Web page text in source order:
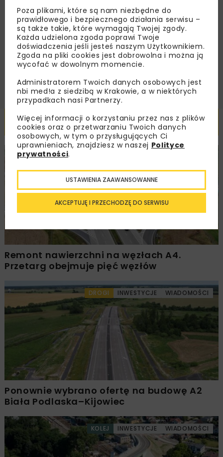
Zapoznałam/em się zPolityką Prywatności
Regulaminemoraz wyrażam zgodę na otrzymywanie na
podany przeze mnie adres e-mail korespondencji
handlowej w postaci newslettera.
Powiązane artykuły
Remont nawierzchni na węzłach A4.
Przetarg obejmuje pięć węzłów
DROGI INWESTYCJE WIADOMOŚCI
Ponownie wybrano ofertę na budowę A2
Biała Podlaska–Kijowiec
KOLEJ INWESTYCJE WIADOMOŚCI
Poza plikami, które są nam niezbędne do
prawidłowego i bezpiecznego działania serwisu –
są także takie, które wymagają Twojej zgody.
Każda udzielona zgoda poprawi Twoje
doświadczenia jeśli jesteś naszym Użytkownikiem.
Zgoda na pliki cookies jest dobrowolna i można ją
wycofać w dowolnym momencie.
Administratorem Twoich danych osobowych jest
nbi med!a z siedzibą w Krakowie, a w niektórych
przypadkach nasi Partnerzy.
Więcej informacji o korzystaniu przez nas z plików
cookies oraz o przetwarzaniu Twoich danych
osobowych, w tym o przysługujących Ci
uprawnieniach, znajdziesz w naszej Polityce
prywatności.
AKCEPTUJĘ I PRZECHODZĘ DO SERWISU
USTAWIENIA ZAAWANSOWANNE